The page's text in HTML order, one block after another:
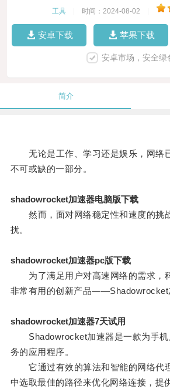
工具 时间：2024-08-02
安卓下载 苹果下载
安卓市场，安全绿
简介
无论是工作、学习还是娱乐，网络
不可或缺的一部分。
shadowrocket加速器电脑版下载
然而，面对网络稳定性和速度的挑
扰。
shadowrocket加速器pc版下载
为了满足用户对高速网络的需求，
非常有用的创新产品——Shadowrocket
shadowrocket加速器7天试用
Shadowrocket加速器是一款为手机
务的应用程序。
它通过有效的算法和智能的网络代
中选取最佳的路径来优化网络连接，提